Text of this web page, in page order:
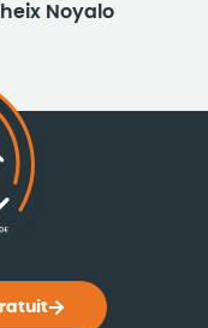
Noyalo